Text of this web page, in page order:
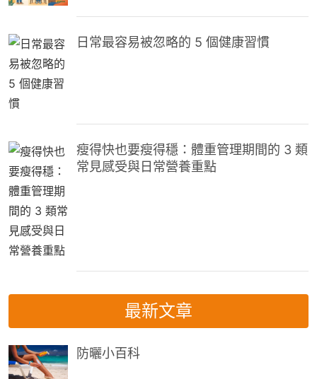
日常最容易被忽略的 5 個健康習慣
瘦得快也要瘦得穩：體重管理期間的 3 類
常見感受與日常營養重點
最新文章
防曬小百科